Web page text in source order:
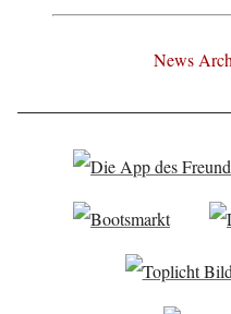
News